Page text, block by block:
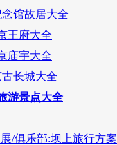
馆故居大全
王府大全
庙宇大全
长城大全
游景点大全
/俱乐部:坝上旅行方案